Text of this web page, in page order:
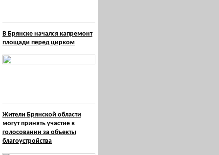
В Брянске начался капремонт
площади перед цирком
Жители Брянской области
могут принять участие в
голосовании за объекты
благоустройства